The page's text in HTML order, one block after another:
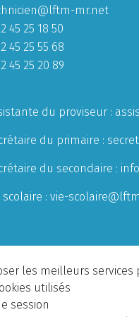
mr.net
45 25 18 50
45 25 55 68
45 25 20 89
du proviseur :
du primaire :
du secondaire :
scolaire : vie-
les meilleurs
utilisés
session